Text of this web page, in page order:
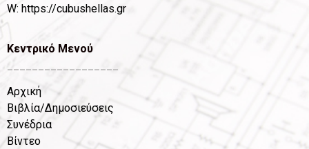
W: https://cubushellas.gr
Κεντρικό Μενού
Αρχική
Βιβλία/Δημοσιεύσεις
Συνέδρια
Βίντεο